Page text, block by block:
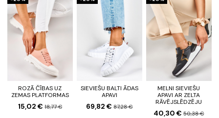
ROZĀ ČĪBAS UZ
ZEMAS PLATFORMAS
15,02 € 18,77 €
SIEVIEŠU BALTI ĀDAS
APAVI
69,82 €87,28 €
MELNI SIEVIEŠU
APAVI AR ZELTA
RĀVĒJSLĒDZĒJU
40,30 €50,38 €